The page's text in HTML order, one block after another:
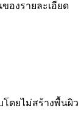
องรายละเอียด
ดยไม่สร้างพื้นผิว